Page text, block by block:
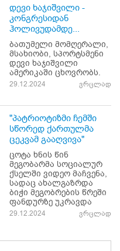
დევი ხაჯიშვილი -
კონგრესიდან
ჰოლივუდამდე...
ბათუმელი მომღერალი,
მსახიობი, სპორტსმენი
დევი ხაჯიშვილი
ამერიკაში ცხოვრობს.
29.12.2024 ვრცლად
"პატრიოტიზმი ჩემში
სწორედ ქართულმა
ცეკვამ გააღვივა"
ცოტა ხნის წინ
მეგობარმა სოციალურ
ქსელში ვიდეო მაჩვენა,
სადაც ახალგაზრდა
ბიჭი მეგობრების წრეში
ფანდურზე უკრავდა
29.12.2024 ვრცლად